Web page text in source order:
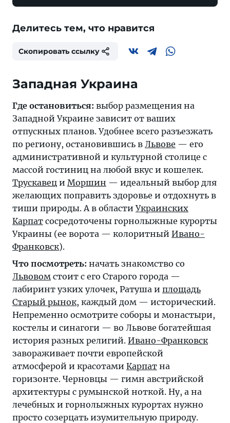
Делитесь тем, что нравится
Скопировать ссылку
Где остановиться: выбор размещения на
Западной Украине зависит от ваших
отпускных планов. Удобнее всего разъезжать
по региону, остановившись в Львове — его
административной и культурной столице с
массой гостиниц на любой вкус и кошелек.
Трускавец и Моршин — идеальный выбор для
желающих поправить здоровье и отдохнуть в
тиши природы. А в области Украинских
Карпат сосредоточены горнолыжные курорты
Украины (ее ворота — колоритный Ивано-
Франковск).
Что посмотреть: начать знакомство со
Львовом стоит с его Старого города —
лабиринт узких улочек, Ратуша и площадь
Старый рынок, каждый дом — исторический.
Непременно осмотрите соборы и монастыри,
костелы и синагоги — во Львове богатейшая
история разных религий. Ивано-Франковск
завораживает почти европейской
атмосферой и красотами Карпат на
горизонте. Черновцы — гимн австрийской
архитектуры с румынской ноткой. Ну, а на
лечебных и горнолыжных курортах нужно
просто созерцать изумительную природу.